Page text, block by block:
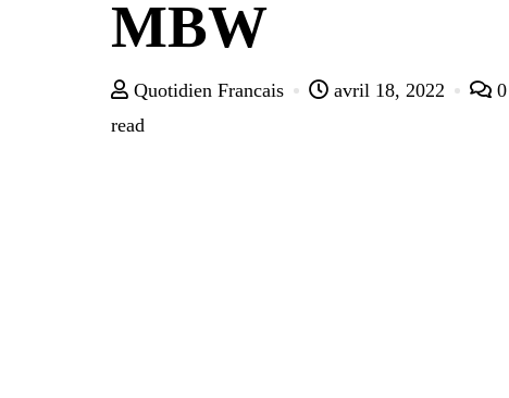
MBW
Quotidien Francais avril 18, 2022 0
read